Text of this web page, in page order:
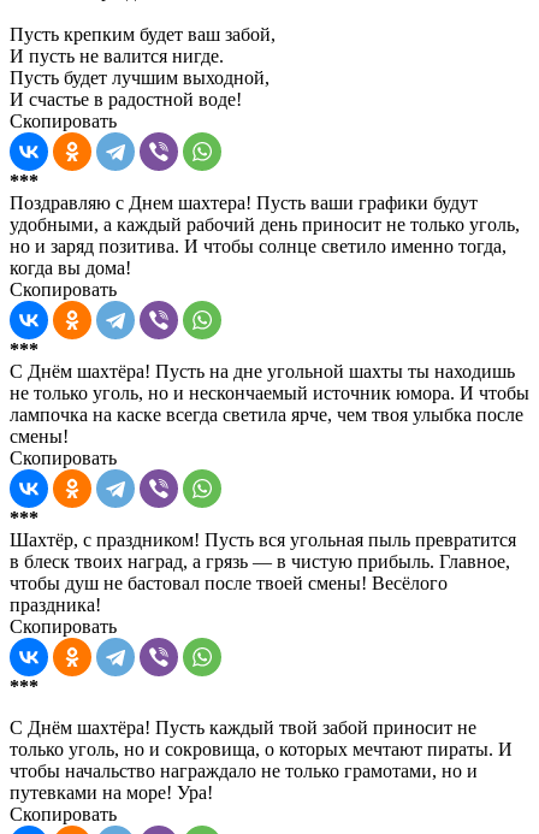
Пусть крепким будет ваш забой,
И пусть не валится нигде.
Пусть будет лучшим выходной,
И счастье в радостной воде!
Скопировать
***
Поздравляю с Днем шахтера! Пусть ваши графики будут
удобными, а каждый рабочий день приносит не только уголь,
но и заряд позитива. И чтобы солнце светило именно тогда,
когда вы дома!
Скопировать
***
С Днём шахтёра! Пусть на дне угольной шахты ты находишь
не только уголь, но и нескончаемый источник юмора. И чтобы
лампочка на каске всегда светила ярче, чем твоя улыбка после
смены!
Скопировать
***
Шахтёр, с праздником! Пусть вся угольная пыль превратится
в блеск твоих наград, а грязь — в чистую прибыль. Главное,
чтобы душ не бастовал после твоей смены! Весёлого
праздника!
Скопировать
***
С Днём шахтёра! Пусть каждый твой забой приносит не
только уголь, но и сокровища, о которых мечтают пираты. И
чтобы начальство награждало не только грамотами, но и
путевками на море! Ура!
Скопировать